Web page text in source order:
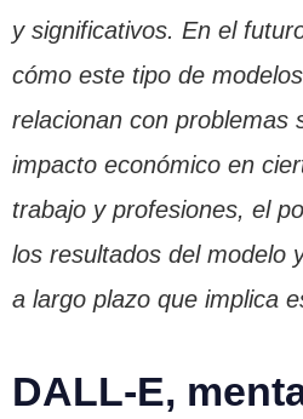
y significativos. En el
cómo este tipo de
relacionan con problemas
impacto económico en
trabajo y profesiones, el
los resultados del modelo
a largo plazo que implica
DALL-E,